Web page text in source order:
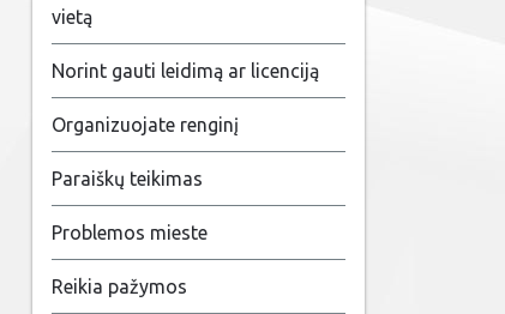
vietą
Norint gauti leidimą ar licenciją
Organizuojate renginį
Paraiškų teikimas
Problemos mieste
Reikia pažymos